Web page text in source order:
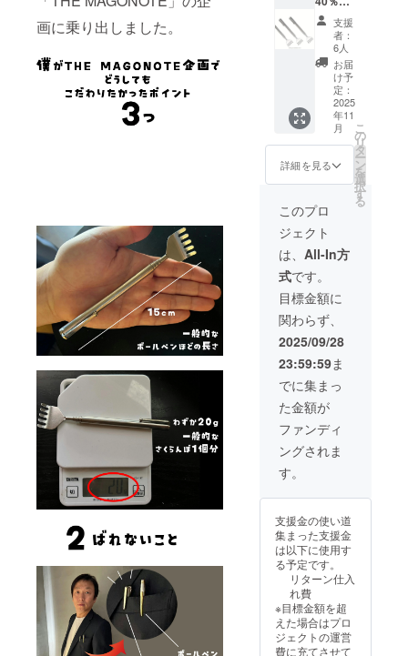
画に乗り出しました。
ません。あ
らかじめご
了承のう
え、ご支援
いただきま
すようお願
い申し上げ
なお、万が
届いた場合
は、速やか
に代替品を
お送りいた
します。
●ご不在時の
について
商品お届け
時にご不在
だった場合
は、不在票
をご確認の
うえ、必ず
再配達をご
依頼くださ
い。
お受け取り
いただけず
弊社倉庫に
返送された
手の届
かない
ところ
をかい
て血行
促進 ご
夫婦
で、親
子で、
ご家族
で。プ
トにも
最適で
す。
F】100
名限定
ＭＡＧ
ＯＭＯ
ＴＥ 定
価7,350
→4,410
（税・
送料
込） ■
ＭＡＧ
ＯＭＯ
ＴＥ
（定価
2,450
円）× 3
個 いつ
でもど
こでも
手の届
かない
ところ
をかい
て血行
促進 ご
夫婦
で、親
子で、
ご家族
トギフ
最適で
す。
支援
者：
6人
お届
け予
定：
2025
年11
月
詳細を見る
こ
の
リ
タ
ー
ン
を
選
択
す
る
このプロ
ジェクト
は、 All-In方
式です。
目標金額に
関わらず、
2025/09/28
23:59:59ま
でに集まっ
た金額が
ファンディ
ングされま
す。
支援金の使い道
集まった支援金
は以下に使用す
る予定です。
リターン仕入
れ費
※目標金額を超
えた場合はプロ
ジェクトの運営
費に充てさせて